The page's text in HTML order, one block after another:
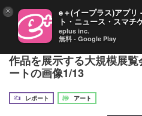
次期大河ドラマの題字で
作品を展示する大規模展
ートの画像1/13
レポート
アート
× e＋(イープラス)アプリ
ト・ニュース・スマチ
eplus inc.
無料 - Google Play